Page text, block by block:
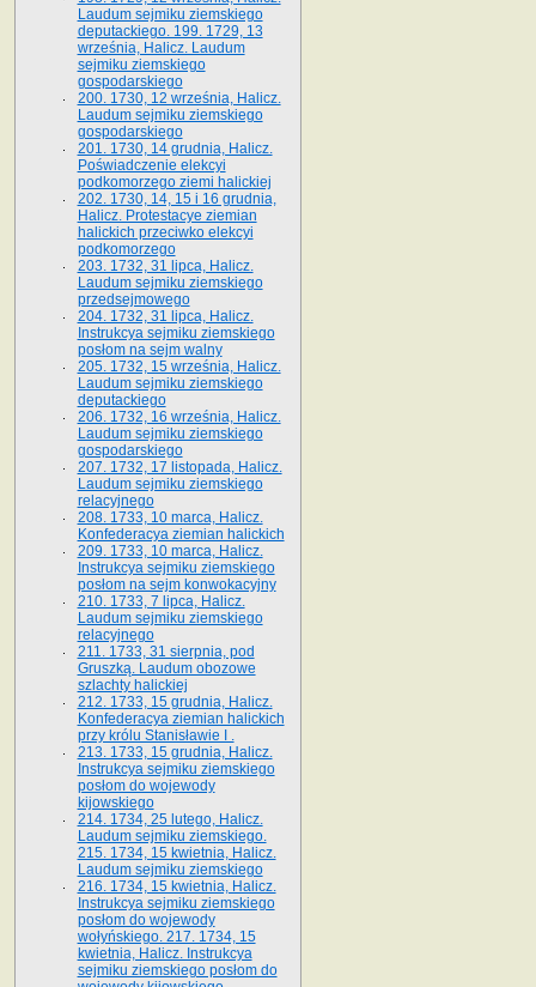
Laudum sejmiku ziemskiego
deputackiego. 199. 1729, 13
września, Halicz. Laudum
sejmiku ziemskiego
gospodarskiego
200. 1730, 12 września, Halicz.
Laudum sejmiku ziemskiego
gospodarskiego
201. 1730, 14 grudnia, Halicz.
Poświadczenie elekcyi
podkomorzego ziemi halickiej
202. 1730, 14, 15 i 16 grudnia,
Halicz. Protestacye ziemian
halickich przeciwko elekcyi
podkomorzego
203. 1732, 31 lipca, Halicz.
Laudum sejmiku ziemskiego
przedsejmowego
204. 1732, 31 lipca, Halicz.
Instrukcya sejmiku ziemskiego
posłom na sejm walny
205. 1732, 15 września, Halicz.
Laudum sejmiku ziemskiego
deputackiego
206. 1732, 16 września, Halicz.
Laudum sejmiku ziemskiego
gospodarskiego
207. 1732, 17 listopada, Halicz.
Laudum sejmiku ziemskiego
relacyjnego
208. 1733, 10 marca, Halicz.
Konfederacya ziemian halickich­
209. 1733, 10 marca, Halicz.
Instrukcya sejmiku ziemskiego
posłom na sejm konwokacyjny
210. 1733, 7 lipca, Halicz.
Laudum sejmiku ziemskiego
relacyjnego
211. 1733, 31 sierpnia, pod
Gruszką. Laudum obozowe
szlachty halickiej
212. 1733, 15 grudnia, Halicz.
Konfederacya ziemian halickich
przy królu Stanisławie I .
213. 1733, 15 grudnia, Halicz.
Instrukcya sejmiku ziemskiego
posłom do wojewody
kijowskiego
214. 1734, 25 lutego, Halicz.
Laudum sejmiku ziemskiego.
215. 1734, 15 kwietnia, Halicz.
Laudum sejmiku ziemskiego
216. 1734, 15 kwietnia, Halicz.
Instrukcya sejmiku ziemskiego
posłom do wojewody
wołyńskiego. 217. 1734, 15
kwietnia, Halicz. Instrukcya
sejmiku ziemskiego posłom do